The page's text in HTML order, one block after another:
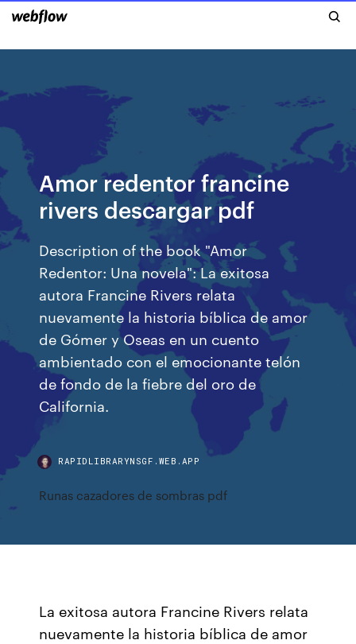
Amor redentor francine
rivers descargar pdf
Description of the book "Amor
Redentor: Una novela": La exitosa
autora Francine Rivers relata
nuevamente la historia bíblica de amor
de Gómer y Oseas en un cuento
ambientado con el emocionante telón
de fondo de la fiebre del oro de
California.
RAPIDLIBRARYNSGF.WEB.APP
Runas cazadores de sombras pdf
La exitosa autora Francine Rivers relata
nuevamente la historia bíblica de amor